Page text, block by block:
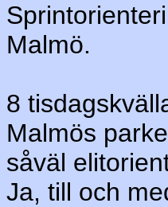
Malmö.
8
Malmös
såväl
Ja, till och